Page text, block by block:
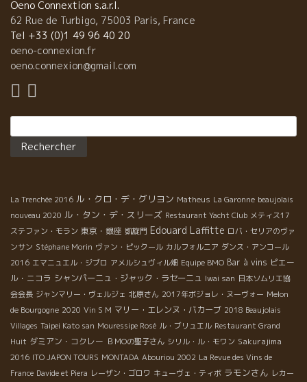
Oeno Connextion s.a.r.l.
62 Rue de Turbigo, 75003 Paris, France
Tel +33 (0)1 49 96 40 20
oeno-connexion.fr
oeno.connexion@gmail.com
La Trenchée 2016 ル・クロ・デ・グリヨン Matheus La Garonne beaujolais
nouveau 2020 ル・タン・デ・スリーズ Restaurant Yacht Club メティス17
ステファン・モラン 東京・銀座 凱旋門 Edouard Laffitte ロバ・セリアのヴァ
ンサン Stéphane Morin ヴァン・ピックール カルフォルニア ダンス・アンコール
2016 エマニュエル・ジブロ アメルシュヴィル畑 Equipe BMO Bar à vins ピエー
ル・ニコラ シャンパーニュ・ジャック・ラセーニュ Iwai san 日本ソムリエ協
会会長 ジャンマリー・ヴェルジェ 北原さん 2017年ボジョレ・ヌーヴォー Melon
de Bourgogne 2020 Vin S M マリー・エレンヌ・バカーブ 2018 Beaujolais
Villages Taipei Kato san Mouressipe Rosé ル・ブリュエル Restaurant Grand
Huit ダミアン・コクレー ＢＭОの聖子さん シリル・ル・モワン Sakurajima
2016 ITO JAPON TOURS MONTADA Abouriou 2002 La Revue des Vins de
France Davide et Piera レーザン・ゴロワ キューヴェ・ティボ ラモンさん レカー